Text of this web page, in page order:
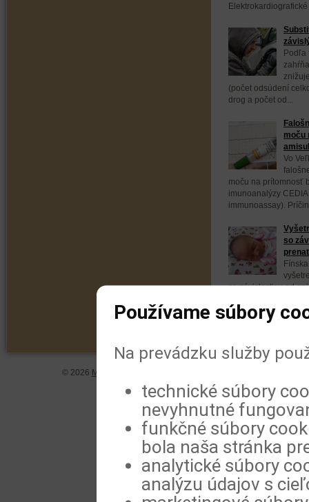
Elektrokardiografické
Podľa
(počet odsúdení
drog a počet od...
moču
Vo
moču na prítomnosť
imunoanalýzy
immunoassay).
so
so závislosťou od
© 2026 MeDitorial
Používame súbory
Na prevádzku služby
technické súbory
nevyhnutné
funkčné súbory
bola naša stránka
analytické súbory
analýzu údajov s